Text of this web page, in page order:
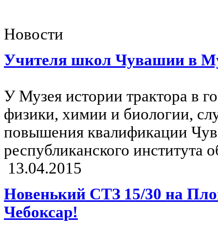
Новости
Учителя школ Чувашии в
У Музея истории трактора в
физики, химии и биологии,
повышения квалификации
республиканского института
13.04.2015
Новенький СТЗ 15/30 на
Чебоксар!